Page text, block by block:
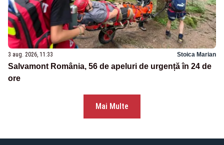
3 aug. 2026, 11:33 Stoica Marian
Salvamont România, 56 de apeluri de urgență în 24 de
ore
Mai Multe